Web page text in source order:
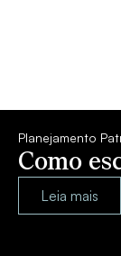
Planejamento
Como
Leia mais